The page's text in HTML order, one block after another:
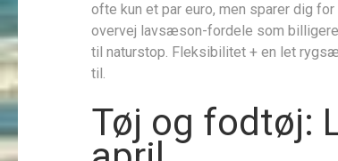
ofte kun et par euro, men sparer dig
overvej lavsæson-fordele som
til naturstop. Fleksibilitet + en let
til.
Tøj og fodtøj: